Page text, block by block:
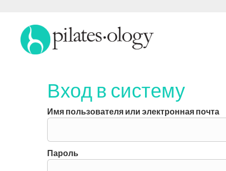
Вход в систему
Имя пользователя или электронная почта
Пароль